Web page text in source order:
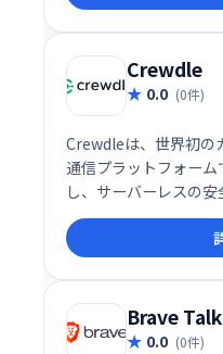
務効率化に繋がるシ
す。
Crewdle
0.0 (0件)
Crewdleは、世界初の
通信プラットフォー
し、サーバーレスの
ステムを実現しまし
は異なり、環境への負
質なコミュニケーシ
地球に貢献できる、
Brave Talk
0.0 (0件)